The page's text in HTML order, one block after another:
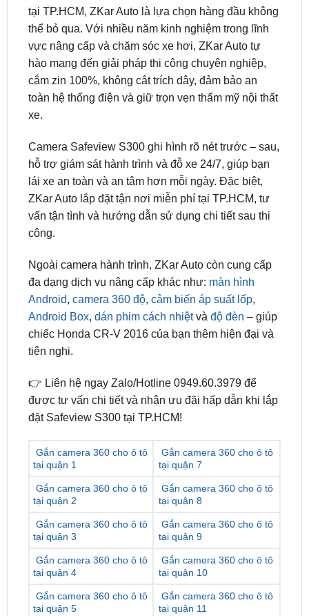
vực nâng cấp và chăm sóc xe hơi, ZKar Auto tự
hào mang đến giải pháp thi công chuyên nghiệp,
cắm zin 100%, không cắt trích dây, đảm bảo an
toàn hệ thống điện và giữ trọn vẹn thẩm mỹ nội thất
xe.
Camera Safeview S300 ghi hình rõ nét trước – sau,
lái xe an toàn và an tâm hơn mỗi ngày. Đặc biệt,
ZKar Auto lắp đặt tận nơi miễn phí tại TP.HCM, tư
vấn tận tình và hướng dẫn sử dụng chi tiết sau thi
công.
Ngoài camera hành trình, ZKar Auto còn cung cấp
Android,camera 360 độ, cảm biến áp suất lốp ,
Android Box, dán phim cách nhiệtvàđộ đèn– giúp
chiếc Honda CR-V 2016 của bạn thêm hiện đại và
tiện nghi.
👉 Liên hệ ngay Zalo/Hotline 0949.60.3979 để
đặt Safeview S300 tại TP.HCM!
Gắn camera 360 cho ô tô
Gắn camera 360 cho ô tô
Gắn camera 360 cho ô tô
tại quận 2
Gắn camera 360 cho ô tô
tại quận 8
Gắn camera 360 cho ô tô
tại quận 3
Gắn camera 360 cho ô tô
tại quận 9
Gắn camera 360 cho ô tô
tại quận 4
Gắn camera 360 cho ô tô
tại quận 10
Gắn camera 360 cho ô tô
tại quận 5
Gắn camera 360 cho ô tô
tại quận 11
Gắn camera 360 cho ô tô
tại quận 6
Gắn camera 360 cho ô tô
tại quận 12